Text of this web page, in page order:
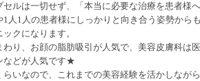
ルは一切せず、「本当に必要な治療を患者様
1人1人の患者様にしっかりと向き合う姿勢から
クになります。
わり、お顔の脂肪吸引が人気で、美容皮膚科は
などが人気です★
いなので、これまでの美容経験を活かしなが